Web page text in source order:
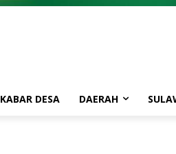
KABAR DESA DAERAH